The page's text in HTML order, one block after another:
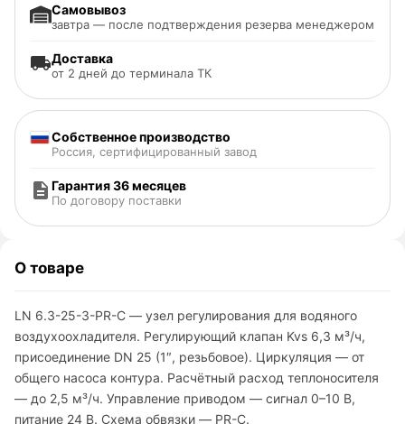
Доставка
от 2 дней до терминала ТК
Самовывоз
завтра — после подтверждения резерва менеджером
Собственное производство
Россия, сертифицированный завод
Гарантия 36 месяцев
По договору поставки
О товаре
LN 6.3-25-3-PR-C — узел регулирования для водяного
воздухоохладителя. Регулирующий клапан Kvs 6,3 м³/ч,
присоединение DN 25 (1″, резьбовое). Циркуляция — от
общего насоса контура. Расчётный расход теплоносителя
— до 2,5 м³/ч. Управление приводом — сигнал 0–10 В,
питание 24 В. Схема обвязки — PR-C.